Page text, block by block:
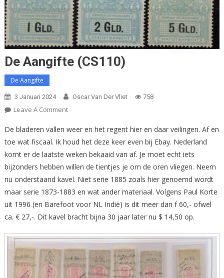
De Aangifte (CS110)
De Aangifte
3 Januari 2024 Oscar Van Der Vliet 758
Leave A CommentOn
Aangifte
(CS110)
De bladeren vallen weer en het regent hier en daar veilingen. Af en
toe wat fiscaal. Ik houd het deze keer even bij Ebay. Nederland
komt er de laatste weken bekaaid van af. Je moet echt iets
bijzonders hebben willen de tientjes je om de oren vliegen. Neem
nu onderstaand kavel. Niet serie 1885 zoals hier genoemd wordt
maar serie 1873-1883 en wat ander materiaal. Volgens Paul Korte
uit 1996 (en Barefoot voor NL Indië) is dit meer dan f 60,- ofwel
ca. € 27,-. Dit kavel bracht bijna 30 jaar later nu $ 14,50 op.